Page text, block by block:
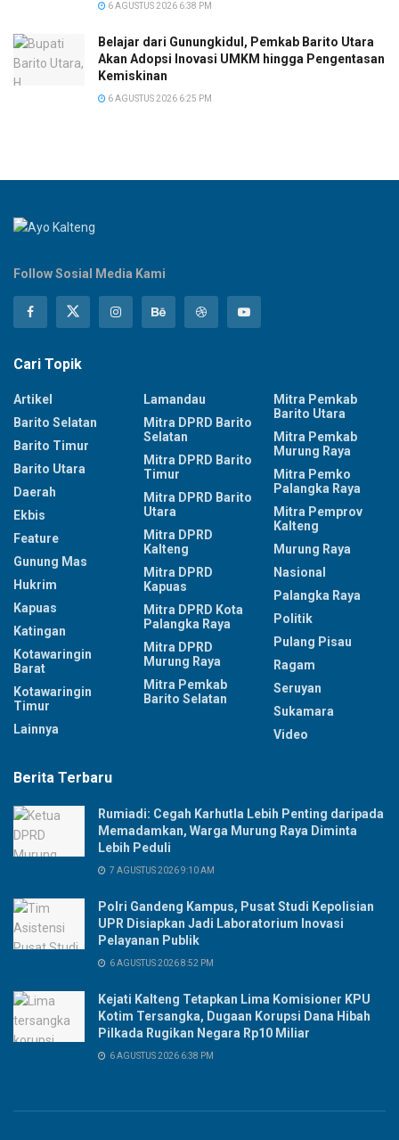
6 AGUSTUS 2026 6:38 PM
Belajar dari Gunungkidul, Pemkab Barito Utara
Akan Adopsi Inovasi UMKM hingga Pengentasan
Kemiskinan
6 AGUSTUS 2026 6:25 PM
Follow Sosial Media Kami
Cari Topik
Artikel
Barito Selatan
Barito Timur
Barito Utara
Daerah
Ekbis
Feature
Gunung Mas
Hukrim
Kapuas
Katingan
Kotawaringin
Barat
Kotawaringin
Timur
Lainnya
Lamandau
Mitra DPRD Barito
Selatan
Mitra DPRD Barito
Timur
Mitra DPRD Barito
Utara
Mitra DPRD
Kalteng
Mitra DPRD
Kapuas
Mitra DPRD Kota
Palangka Raya
Mitra DPRD
Murung Raya
Mitra Pemkab
Barito Selatan
Mitra Pemkab
Barito Utara
Mitra Pemkab
Murung Raya
Mitra Pemko
Palangka Raya
Mitra Pemprov
Kalteng
Murung Raya
Nasional
Palangka Raya
Politik
Pulang Pisau
Ragam
Seruyan
Sukamara
Video
Berita Terbaru
Rumiadi: Cegah Karhutla Lebih Penting daripada
Memadamkan, Warga Murung Raya Diminta
Lebih Peduli
7 AGUSTUS 2026 9:10 AM
Polri Gandeng Kampus, Pusat Studi Kepolisian
UPR Disiapkan Jadi Laboratorium Inovasi
Pelayanan Publik
6 AGUSTUS 2026 8:52 PM
Kejati Kalteng Tetapkan Lima Komisioner KPU
Kotim Tersangka, Dugaan Korupsi Dana Hibah
Pilkada Rugikan Negara Rp10 Miliar
6 AGUSTUS 2026 6:38 PM